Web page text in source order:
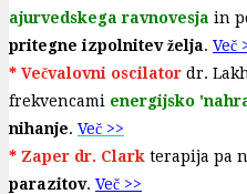
ajurvedskega ravnovesja in
pritegne izpolnitev želja. Več
* Večvalovni oscilator dr.
frekvencami energijsko
nihanje. Več >>
* Zaper dr. Clark terapija pa
parazitov. Več >>